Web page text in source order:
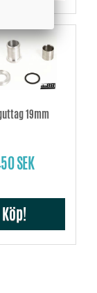
19mm
SEK
Köp!